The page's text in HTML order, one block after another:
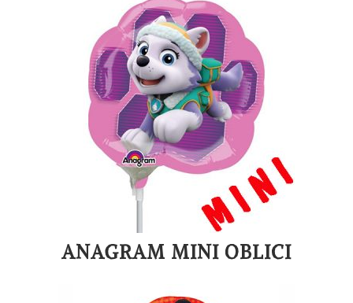
ANAGRAM MINI OBLICI